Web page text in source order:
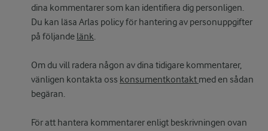
dina kommentarer som kan identifiera dig personligen.
Du kan läsa Arlas policy för hantering av personuppgifter
på följande länk.
Om du vill radera någon av dina tidigare kommentarer,
vänligen kontakta oss konsumentkontakt med en sådan
begäran.
För att hantera kommentarer enligt beskrivningen ovan